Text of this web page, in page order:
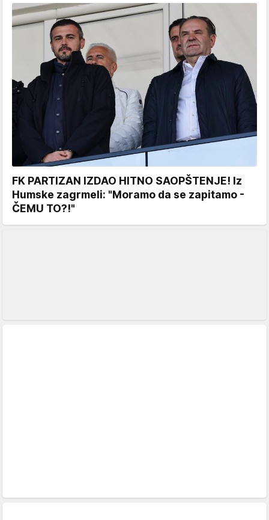
FK PARTIZAN IZDAO HITNO SAOPŠTENJE! Iz
Humske zagrmeli: "Moramo da se zapitamo -
ČEMU TO?!"